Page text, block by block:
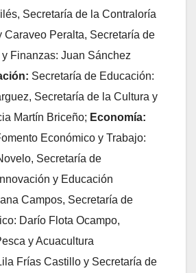
Secretaría de la Contraloría
Caraveo Peralta, Secretaría de
Finanzas: Juan Sánchez
Secretaría de Educación:
Secretaría de la Cultura y
Martín Briceño; Economía:
Económico y Trabajo:
Secretaría de
y Educación
Campos, Secretaría de
Darío Flota Ocampo,
y Acuacultura
Frías Castillo y Secretaría de